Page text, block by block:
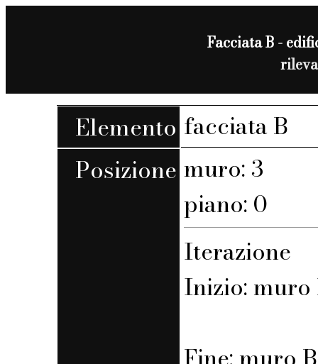
Facciata B -
Elemento facciata B
Posizione muro: 3
piano: 0
Iterazione
Inizio: muro